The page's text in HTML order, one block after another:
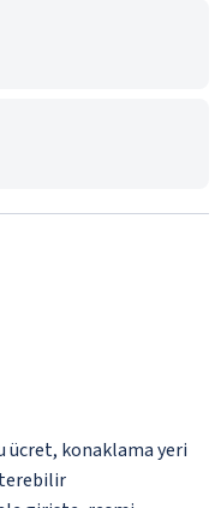
ücret, konaklama yeri